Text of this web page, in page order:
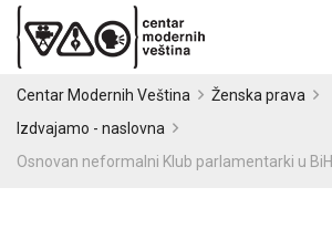
Centar Modernih Veština
Ženska prava
Izdvajamo - naslovna
Osnovan neformalni Klub parlamentarki u BiH